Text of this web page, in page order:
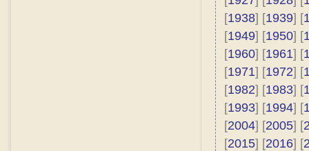
[1938] [1939] [
[1949] [1950] [
[1960] [1961] [
[1971] [1972] [
[1982] [1983] [
[1993] [1994] [
[2004] [2005] [
[2015] [2016] [